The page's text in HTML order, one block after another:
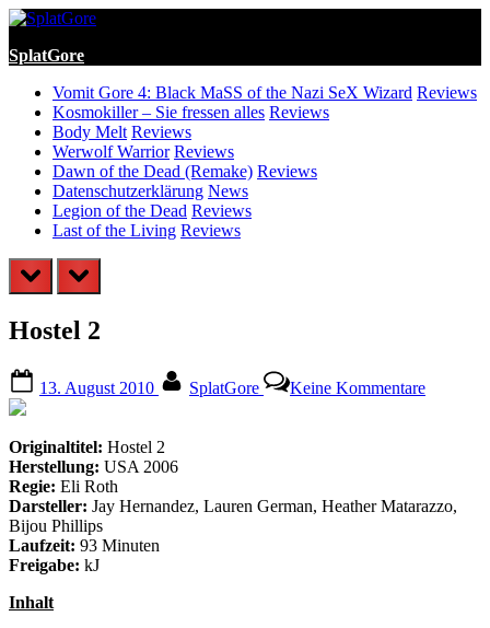
Skip
content
SplatGore
Vomit Gore 4: Black MaSS of the Nazi SeX Wizard Reviews
Kosmokiller – Sie fressen alles Reviews
Body Melt Reviews
Werwolf Warrior Reviews
Dawn of the Dead (Remake) Reviews
Datenschutzerklärung News
Legion of the Dead Reviews
Last of the Living Reviews
prev next
Hostel 2
on
13. August 2010 SplatGore Keine KommentareHostel
Originaltitel: Hostel 2
Herstellung: USA 2006
Regie: Eli Roth
Darsteller: Jay Hernandez, Lauren German, Heather Matarazzo,
Bijou Phillips
Laufzeit: 93 Minuten
Freigabe: kJ
Inhalt